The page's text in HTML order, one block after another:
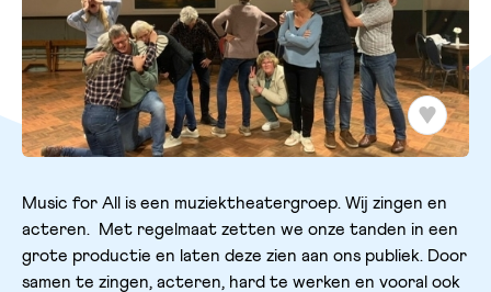
Music for All is een muziektheatergroep. Wij zingen en
acteren. Met regelmaat zetten we onze tanden in een
grote productie en laten deze zien aan ons publiek. Door
samen te zingen, acteren, hard te werken en vooral ook